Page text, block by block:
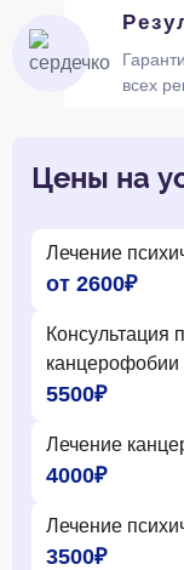
всех
Цены на
Лечение
от 2600₽
Консультация
канцерофобии
5500₽
Лечение
4000₽
Лечение
3500₽